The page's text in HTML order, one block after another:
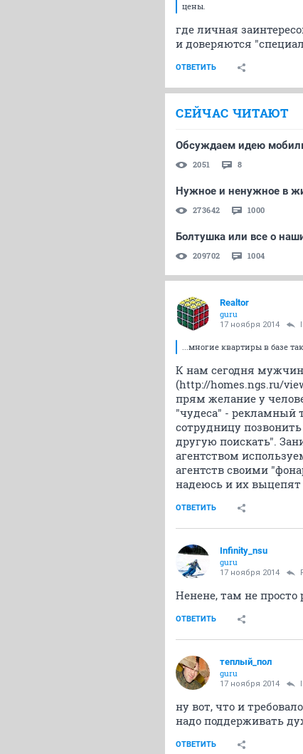
цены.
где личная
и доверяются
ОТВЕТИТЬ
СЕЙЧАС ЧИТАЮТ
Обсуждаем идею
2051 8
Нужное и ненужное в
273642 1000
Болтушка или все о
209702 1004
Realtor
guru
17 ноября 2014
...многие квартиры в базе
К нам сегодня
(http://homes.ngs.ru/
прям желание у
"чудеса" - рекламный
сотрудницу
другую поискать".
агентством
агентств своими
надеюсь и их выцепят
ОТВЕТИТЬ
Infinity_nsu
guru
17 ноября 2014
Ненене, там не
ОТВЕТИТЬ
теплый_пол
guru
17 ноября 2014
ну вот, что и
надо поддерживать
ОТВЕТИТЬ